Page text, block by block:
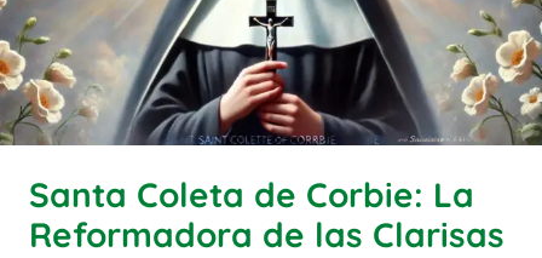
Santa Coleta de Corbie: La
Reformadora de las Clarisas